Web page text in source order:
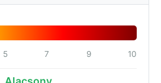
5 7 9 10